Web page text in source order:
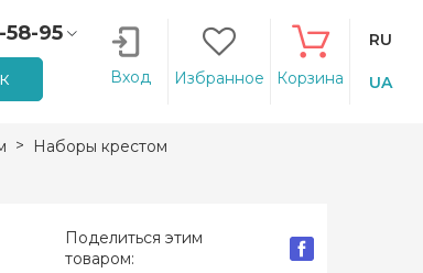
58-95
90
Вход Избранное Корзина
RU
UA
Наборы крестом
Поделиться этим
товаром: